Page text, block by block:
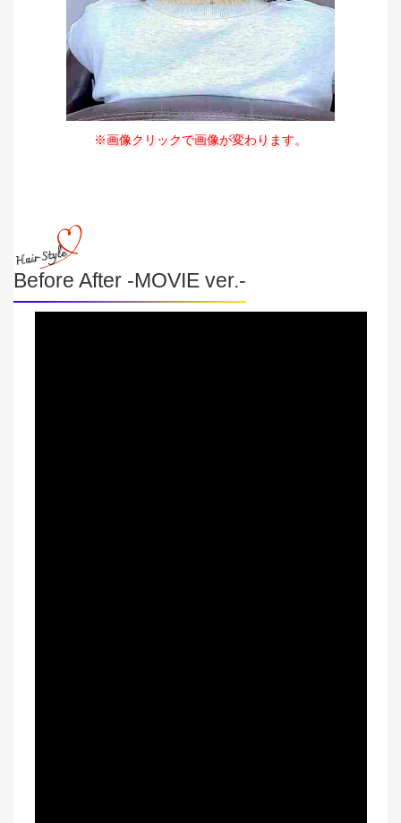
※画像クリックで画像が変わります。
Before After -MOVIE ver.-